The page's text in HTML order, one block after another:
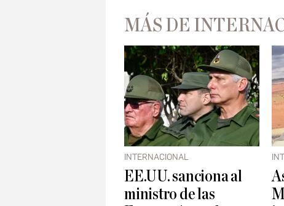
MÁS DE
INTERNACIONAL
EE.UU. sanciona al
ministro de las